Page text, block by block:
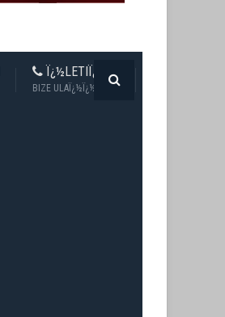
Ï¿½LETIÏ¿½IM
BIZE ULAÏ¿½Ï¿½N